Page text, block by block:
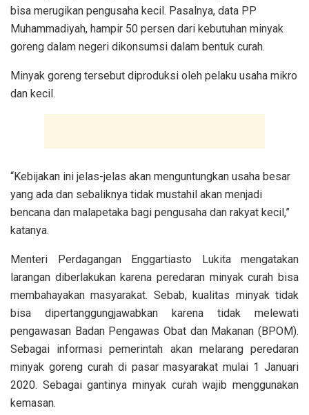
bisa merugikan pengusaha kecil. Pasalnya, data PP
Muhammadiyah, hampir 50 persen dari kebutuhan minyak
goreng dalam negeri dikonsumsi dalam bentuk curah.
Minyak goreng tersebut diproduksi oleh pelaku usaha mikro
dan kecil.
“Kebijakan ini jelas-jelas akan menguntungkan usaha besar
yang ada dan sebaliknya tidak mustahil akan menjadi
bencana dan malapetaka bagi pengusaha dan rakyat kecil,”
katanya.
Menteri Perdagangan Enggartiasto Lukita mengatakan
larangan diberlakukan karena peredaran minyak curah bisa
membahayakan masyarakat. Sebab, kualitas minyak tidak
bisa dipertanggungjawabkan karena tidak melewati
pengawasan Badan Pengawas Obat dan Makanan (BPOM).
Sebagai informasi pemerintah akan melarang peredaran
minyak goreng curah di pasar masyarakat mulai 1 Januari
2020. Sebagai gantinya minyak curah wajib menggunakan
kemasan.